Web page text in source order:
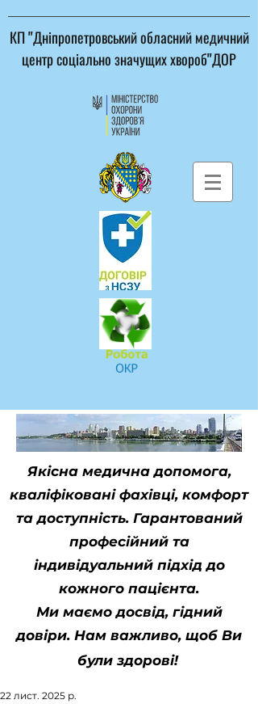
КП "Дніпропетровський обласний медичний
центр соціально значущих хвороб"ДОР
Якісна медична допомога,
кваліфіковані фахівці, комфорт
та доступність. Гарантований
професійний та
індивідуальний підхід до
кожного пацієнта.
Ми маємо досвід, гідний
довіри. Нам важливо, щоб Ви
були здорові!
22 лист. 2025 р.